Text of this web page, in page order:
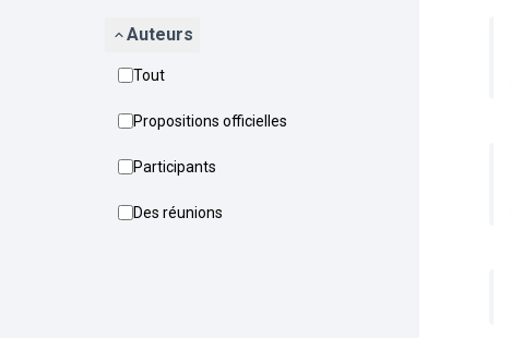
Auteurs
Tout
Propositions officielles
Participants
Des réunions